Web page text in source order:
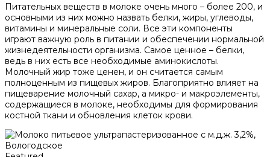
Питательных веществ в молоке очень много – более 200, и
основными из них можно назвать белки, жиры, углеводы,
витамины и минеральные соли. Все эти компоненты
играют важную роль в питании и обеспечении нормальной
жизнедеятельности организма. Самое ценное – белки,
ведь в них есть все необходимые аминокислоты.
Молочный жир тоже ценен, и он считается самым
полноценным из пищевых жиров. Благоприятно влияет на
пищеварение молочный сахар, а микро- и макроэлементы,
содержащиеся в молоке, необходимы для формирования
костной ткани и обновления клеток крови.